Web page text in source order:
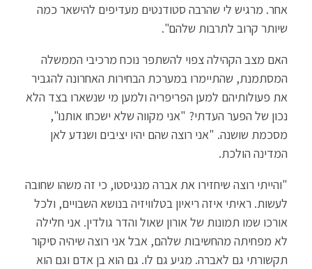
אחר. מרגיש לי שהרבה סטודנטים מעדיפים להישאר כמה
שיותר קרוב לתרבות שלהם".
האם מצב הקהילה צפוי להשתפר נוכח מרכיבי הממשלה
המסתמנת, שהתיימרו במערכת הבחירות האחרונה להגביר
את פעולותיהם למען הפריפריה ולמען מי שנשארו בצד הלא
נכון של הפער העדתי? "אני מקווה שלא ישכחו אותנו",
מסכמת שושנה. "אני רוצה שהם יהיו יציבים ושנדע לאן
המדינה הולכת.
"והייתי רוצה שיחזירו את אברה מנגיסטו, כי זה משהו שחובה
לעשות. ראיתי איזה ריאיון בטלוויזיה בנושא השבויים, ולכל
אורכו שמו תמונות של אורון שאול והדר גולדין. אני חלילה
לא מפחיתה מהחשיבות שלהם, אבל אני רוצה שיהיה סיקור
תקשורתי גם לאברה. מגיע גם לו. גם הוא בן אדם וגם הוא